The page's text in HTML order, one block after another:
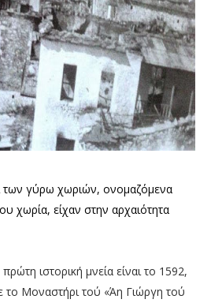
των γύρω χωριών, ονομαζόμενα
χωρία, είχαν στην αρχαιότητα
ιστορική μνεία είναι το 1592,
το Μοναστήρι τού «Άη Γιώργη τού